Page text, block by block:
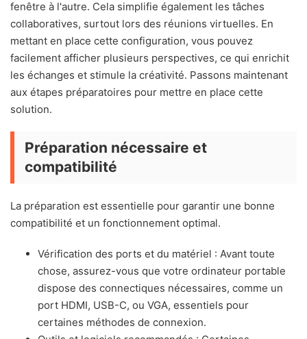
fenêtre à l'autre. Cela simplifie également les tâches
collaboratives, surtout lors des réunions virtuelles. En
mettant en place cette configuration, vous pouvez
facilement afficher plusieurs perspectives, ce qui enrichit
les échanges et stimule la créativité. Passons maintenant
aux étapes préparatoires pour mettre en place cette
solution.
Préparation nécessaire et
compatibilité
La préparation est essentielle pour garantir une bonne
compatibilité et un fonctionnement optimal.
Vérification des ports et du matériel : Avant toute
chose, assurez-vous que votre ordinateur portable
dispose des connectiques nécessaires, comme un
port HDMI, USB-C, ou VGA, essentiels pour
certaines méthodes de connexion.